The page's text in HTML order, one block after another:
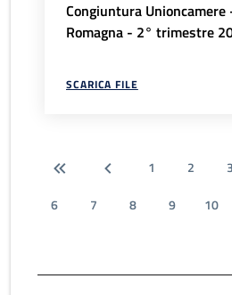
Congiuntura Unioncamere
Romagna - 2° trimestre
SCARICA FILE
1 2 3
6
7 8 9 10